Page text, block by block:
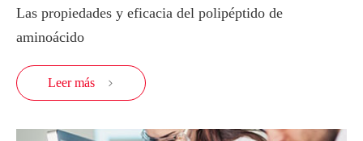
Las propiedades y eficacia del polipéptido de
aminoácido
Leer más 